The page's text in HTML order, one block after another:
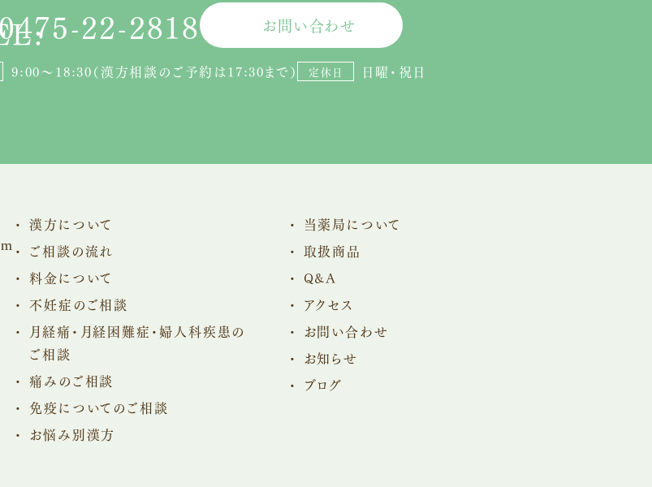
22-2818 お問い合わせ
9:00〜18:30（漢方相談のご予約は17:30まで） 定休日 日曜・祝日
漢方について
ご相談の流れ
料金について
不妊症のご相談
月経痛・月経困難症・婦人科疾患の
ご相談
痛みのご相談
免疫についてのご相談
お悩み別漢方
当薬局について
取扱商品
Q&A
アクセス
お問い合わせ
お知らせ
ブログ